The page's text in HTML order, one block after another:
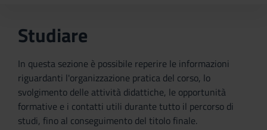
Studiare
In questa sezione è possibile reperire le informazioni
riguardanti l'organizzazione pratica del corso, lo
svolgimento delle attività didattiche, le opportunità
formative e i contatti utili durante tutto il percorso di
studi, fino al conseguimento del titolo finale.